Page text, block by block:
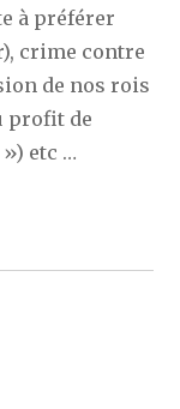
à préférer
crime contre
de nos rois
profit de
etc …